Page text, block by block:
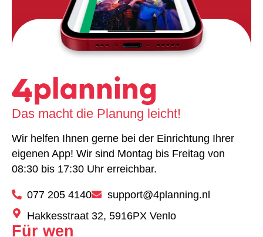
Das macht die Planung leicht!
Wir helfen Ihnen gerne bei der Einrichtung Ihrer
eigenen App! Wir sind Montag bis Freitag von
08:30 bis 17:30 Uhr erreichbar.
077 205 4140
support@4planning.nl
Hakkesstraat 32, 5916PX Venlo
Für wen